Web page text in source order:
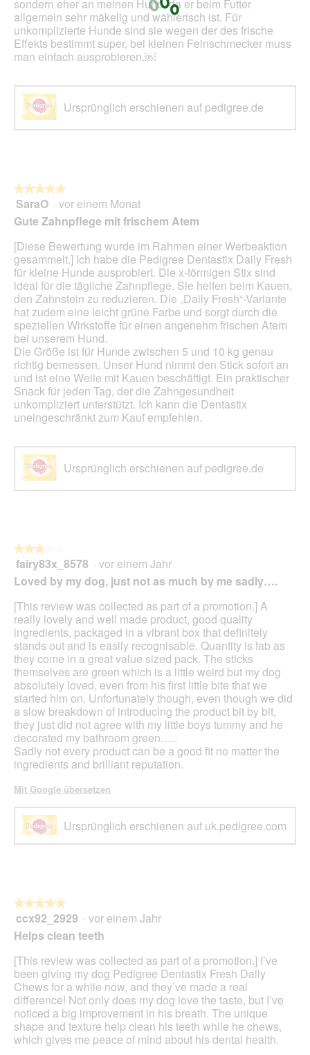
sondern eher an meinen Hund, da er beim Futter
allgemein sehr mäkelig und wählerisch ist. Für
unkomplizierte Hunde sind sie wegen der des frische
Effekts bestimmt super, bei kleinen Feinschmecker muss
man einfach ausprobieren.￼
Ursprünglich erschienen auf pedigree.de
★★★★★
★★★★★
5
5
Sternen.
SaraO · vor einem Monat
Gute Zahnpflege mit frischem Atem
[Diese Bewertung wurde im Rahmen einer Werbeaktion
gesammelt.] ​Ich habe die Pedigree Dentastix Daily Fresh
für kleine Hunde ausprobiert. Die x-förmigen Stix sind
ideal für die tägliche Zahnpflege. Sie helfen beim Kauen,
den Zahnstein zu reduzieren. Die „Daily Fresh“-Variante
hat zudem eine leicht grüne Farbe und sorgt durch die
speziellen Wirkstoffe für einen angenehm frischen Atem
bei unserem Hund.
​Die Größe ist für Hunde zwischen 5 und 10 kg genau
richtig bemessen. Unser Hund nimmt den Stick sofort an
und ist eine Weile mit Kauen beschäftigt. Ein praktischer
Snack für jeden Tag, der die Zahngesundheit
unkompliziert unterstützt. Ich kann die Dentastix
uneingeschränkt zum Kauf empfehlen.
Ursprünglich erschienen auf pedigree.de
★★★★★
★★★★★
3
von
Sternen.
fairy83x_8578 · vor einem Jahr
Loved by my dog, just not as much by me sadly….
[This review was collected as part of a promotion.] A
really lovely and well made product, good quality
ingredients, packaged in a vibrant box that definitely
stands out and is easily recognisable. Quantity is fab as
they come in a great value sized pack. The sticks
themselves are green which is a little weird but my dog
absolutely loved, even from his first little bite that we
started him on. Unfortunately though, even though we did
a slow breakdown of introducing the product bit by bit,
they just did not agree with my little boys tummy and he
decorated my bathroom green…..
Sadly not every product can be a good fit no matter the
ingredients and brilliant reputation.
Mit Google übersetzen
Ursprünglich erschienen auf uk.pedigree.com
★★★★★
★★★★★
5
Sternen.
ccx92_2929 · vor einem Jahr
Helps clean teeth
[This review was collected as part of a promotion.] I’ve
been giving my dog Pedigree Dentastix Fresh Daily
Chews for a while now, and they’ve made a real
difference! Not only does my dog love the taste, but I’ve
noticed a big improvement in his breath. The unique
shape and texture help clean his teeth while he chews,
which gives me peace of mind about his dental health.